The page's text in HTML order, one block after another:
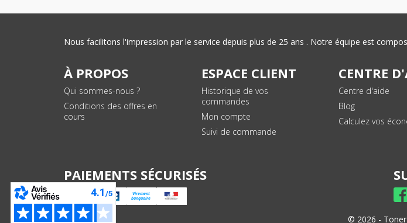
Nous facilitons l'impression par le service depuis plus de 25 ans . Notre équipe est
À PROPOS
Qui sommes-nous ?
Conditions des offres en
cours
ESPACE CLIENT
Historique de vos
commandes
Mon compte
Suivi de commande
CENTRE
Centre d'aide
Blog
Calculez vos
PAIEMENTS SÉCURISÉS
© 2026 - Toner